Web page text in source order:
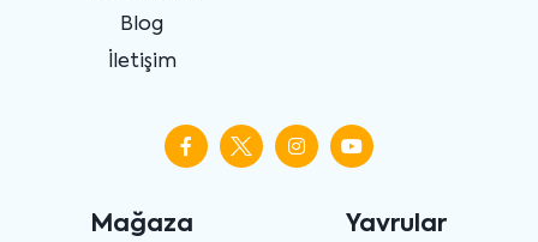
Blog
İletişim
Mağaza Yavrular